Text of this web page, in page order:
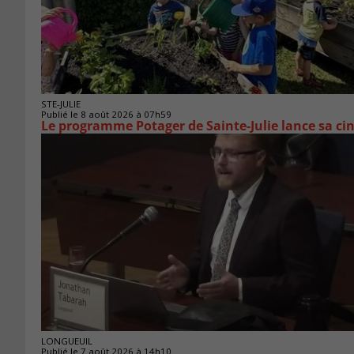
STE-JULIE
Publié le 8 août 2026 à 07h59
Le programme Potager de Sainte-Julie lance sa
LONGUEUIL
Publié le 7 août 2026 à 14h10